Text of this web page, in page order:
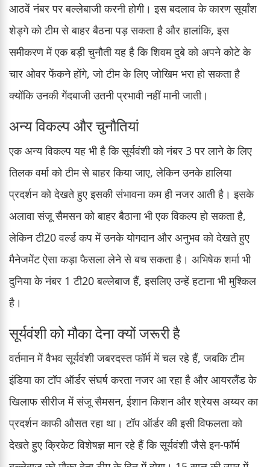
आठवें नंबर पर बल्लेबाजी करनी होगी। इस बदलाव के कारण सूर्यांश
शेड्गे को टीम से बाहर बैठना पड़ सकता है और हालांकि, इस
समीकरण में एक बड़ी चुनौती यह है कि शिवम दुबे को अपने कोटे के
चार ओवर फेंकने होंगे, जो टीम के लिए जोखिम भरा हो सकता है
क्योंकि उनकी गेंदबाजी उतनी प्रभावी नहीं मानी जाती।
अन्य विकल्प और चुनौतियां
एक अन्य विकल्प यह भी है कि सूर्यवंशी को नंबर 3 पर लाने के लिए
तिलक वर्मा को टीम से बाहर किया जाए, लेकिन उनके हालिया
प्रदर्शन को देखते हुए इसकी संभावना कम ही नजर आती है। इसके
अलावा संजू सैमसन को बाहर बैठाना भी एक विकल्प हो सकता है,
लेकिन टी20 वर्ल्ड कप में उनके योगदान और अनुभव को देखते हुए
मैनेजमेंट ऐसा कड़ा फैसला लेने से बच सकता है। अभिषेक शर्मा भी
दुनिया के नंबर 1 टी20 बल्लेबाज हैं, इसलिए उन्हें हटाना भी मुश्किल
है।
सूर्यवंशी को मौका देना क्यों जरूरी है
वर्तमान में वैभव सूर्यवंशी जबरदस्त फॉर्म में चल रहे हैं, जबकि टीम
इंडिया का टॉप ऑर्डर संघर्ष करता नजर आ रहा है और आयरलैंड के
खिलाफ सीरीज में संजू सैमसन, ईशान किशन और श्रेयस अय्यर का
प्रदर्शन काफी औसत रहा था। टॉप ऑर्डर की इसी विफलता को
देखते हुए क्रिकेट विशेषज्ञ मान रहे हैं कि सूर्यवंशी जैसे इन-फॉर्म